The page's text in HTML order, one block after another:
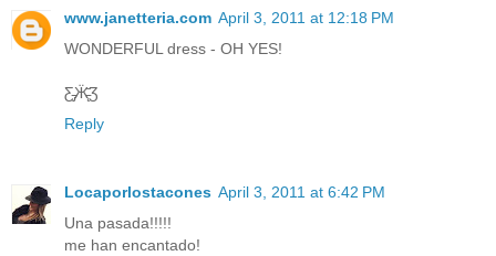
www.janetteria.com April 3, 2011 at 12:18 PM
WONDERFUL dress - OH YES!
Ƹ̵̡Ӝ̵̨̄Ʒ
Reply
Locaporlostacones April 3, 2011 at 6:42 PM
Una pasada!!!!!
me han encantado!